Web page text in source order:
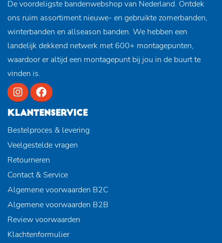
De voordeligste bandenwebshop van Nederland. Ontdek
ons ruim assortiment nieuwe- en gebruikte zomerbanden,
winterbanden en allseason banden. We hebben een
landelijk dekkend netwerk met 600+ montagepunten,
waardoor er altijd een montagepunt bij jou in de buurt te
vinden is.
KLANTENSERVICE
Bestelproces & levering
Veelgestelde vragen
Retourneren
Contact & Service
Algemene voorwaarden B2C
Algemene voorwaarden B2B
Review voorwaarden
Klachtenformulier